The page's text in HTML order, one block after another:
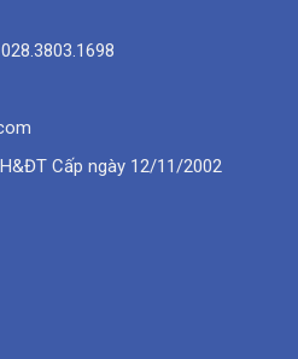
028.3803.1698
Cấp ngày 12/11/2002